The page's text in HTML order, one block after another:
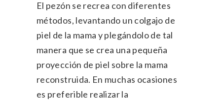
El pezón se recrea con diferentes
métodos, levantando un colgajo de
piel de la mama y plegándolo de tal
manera que se crea una pequeña
proyección de piel sobre la mama
reconstruida. En muchas ocasiones
es preferible realizar la